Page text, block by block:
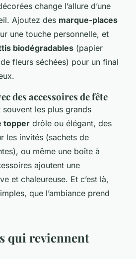
change l’allure d’une
Ajoutez des marque-places
une touche personnelle, et
biodégradables (papier
fleurs séchées) pour un final
des accessoires de fête
les plus grands
topper drôle ou élégant, des
les invités (sachets de
ou même une boîte à
ajoutent une
et chaleureuse. Et c’est là,
que l’ambiance prend
qui reviennent